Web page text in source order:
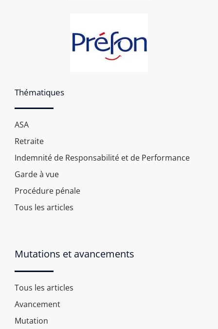
Thématiques
ASA
Retraite
Indemnité de Responsabilité et de Performance
Garde à vue
Procédure pénale
Tous les articles
Mutations et avancements
Tous les articles
Avancement
Mutation